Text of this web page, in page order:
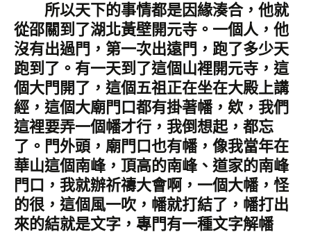
所以天下的事情都是因緣湊合，他就
從邵關到了湖北黃壁開元寺。一個人，他
沒有出過門，第一次出遠門，跑了多少天
跑到了。有一天到了這個山裡開元寺，這
個大門開了，這個五祖正在坐在大殿上講
經，這個大廟門口都有掛著幡，欸，我們
這裡要弄一個幡才行，我倒想起，都忘
了。門外頭，廟門口也有幡，像我當年在
華山這個南峰，頂高的南峰、道家的南峰
門口，我就辦祈禱大會啊，一個大幡，怪
的很，這個風一吹，幡就打結了，幡打出
來的結就是文字，專門有一種文字解幡